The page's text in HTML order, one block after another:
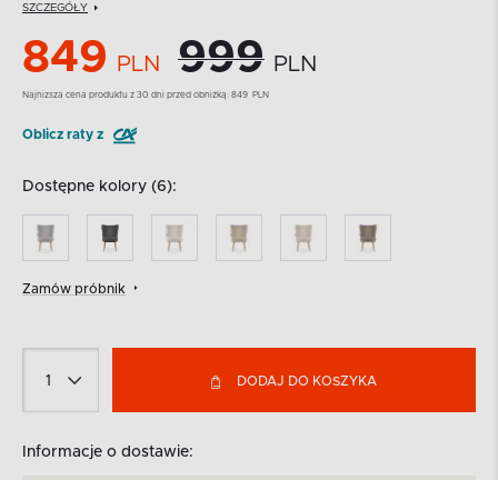
SZCZEGÓŁY
849 PLN 999 PLN
Najnizsza cena produktu z 30 dni przed obniżką: 849 PLN
Oblicz raty z
Dostępne kolory (6):
Zamów próbnik
DODAJ DO KOSZYKA
Informacje o dostawie: